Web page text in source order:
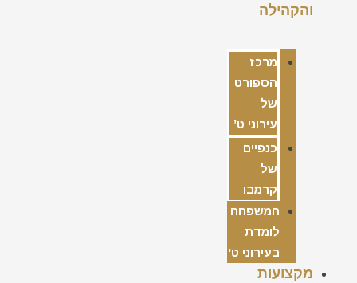
והקהילה
מרכז
הספורט
של
עירוני ט’
כנפיים
של
קרמבו
המשפחה
לומדת
בעירוני ט'
מקצועות